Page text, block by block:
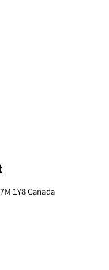
1Y8 Canada